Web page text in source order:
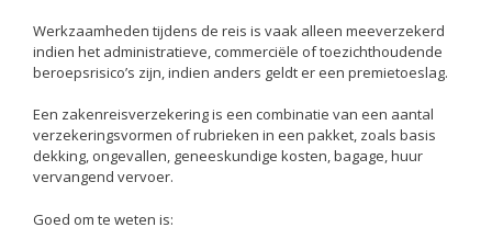
Werkzaamheden tijdens de reis is vaak alleen meeverzekerd
indien het administratieve, commerciële of toezichthoudende
beroepsrisico’s zijn, indien anders geldt er een premietoeslag.
Een zakenreisverzekering is een combinatie van een aantal
verzekeringsvormen of rubrieken in een pakket, zoals basis
dekking, ongevallen, geneeskundige kosten, bagage, huur
vervangend vervoer.
Goed om te weten is: